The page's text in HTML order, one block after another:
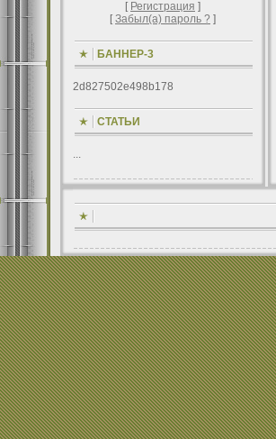
[ Регистрация ]
[Забыл(а) пароль ? ]
БАННЕР-3
2d827502e498b178
СТАТЬИ
...